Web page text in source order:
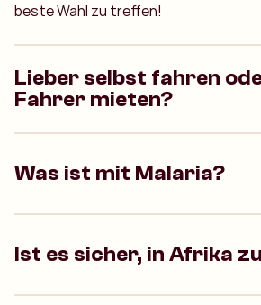
beste Wahl zu treffen!
Lieber selbst fahren
Fahrer mieten?
Was ist mit Malaria?
Ist es sicher, in Afrika